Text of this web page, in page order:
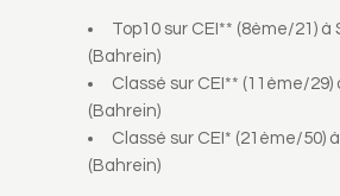
Top10 sur CEI** (8ème/21) à
(Bahrein)
Classé sur CEI** (11ème/29)
(Bahrein)
Classé sur CEI* (21ème/50)
(Bahrein)